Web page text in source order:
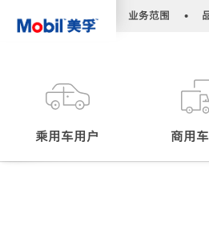
业务范围 •
乘用车用户 商用